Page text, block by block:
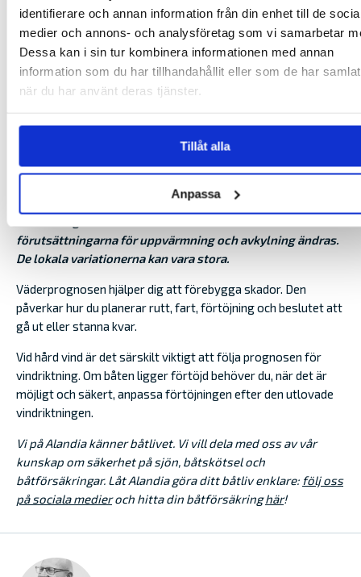
identifierare och annan information från din enhet till de
medier och annons- och analysföretag som vi samarbetar
Dessa kan i sin tur kombinera informationen med annan
information som du har tillhandahållit eller som de har
när du har använt deras tjänster.
Tillåt alla
Anpassa
stanna i hamn. Det är sällan ett problem att komma ut en
annan dag. Det kan däremot bli besvärligt att vara ute när
vinden, sikten eller vågorna utvecklas sämre än väntat.
förutsättningarna för uppvärmning och avkylning ändras.
De lokala variationerna kan vara stora.
Väderprognosen hjälper dig att förebygga skador. Den
påverkar hur du planerar rutt, fart, förtöjning och beslutet att
gå ut eller stanna kvar.
Vid hård vind är det särskilt viktigt att följa prognosen för
vindriktning. Om båten ligger förtöjd behöver du, när det är
möjligt och säkert, anpassa förtöjningen efter den utlovade
vindriktningen.
Vi på Alandia känner båtlivet. Vi vill dela med oss av vår
kunskap om säkerhet på sjön, båtskötsel och
båtförsäkringar. Låt Alandia göra ditt båtliv enklare: följ oss
på sociala medieroch hitta din båtförsäkringhär!